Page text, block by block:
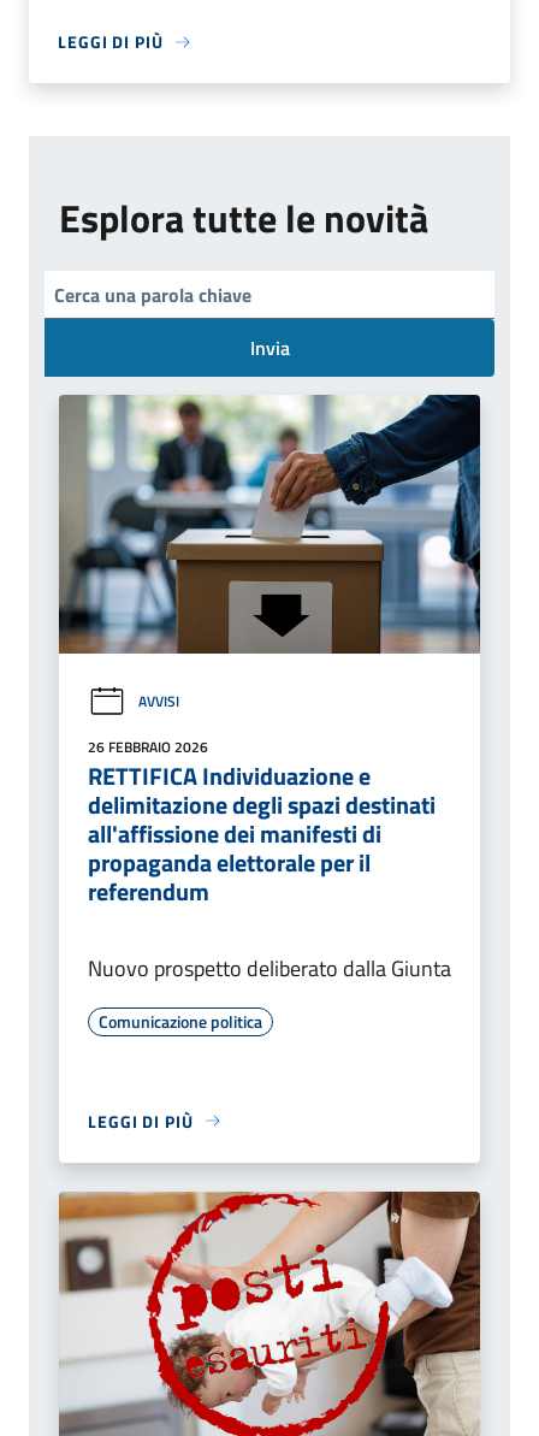
LEGGI DI PIÙ
Esplora tutte le novità
Invia
AVVISI
26 FEBBRAIO 2026
RETTIFICA Individuazione e
delimitazione degli spazi destinati
all'affissione dei manifesti di
propaganda elettorale per il
referendum
Nuovo prospetto deliberato dalla Giunta
Comunicazione politica
LEGGI DI PIÙ